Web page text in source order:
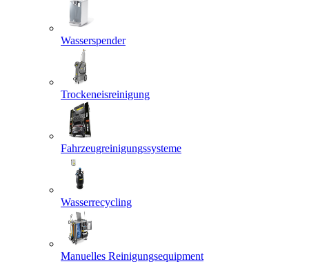
Wasserspender
Trockeneisreinigung
Fahrzeugreinigungssysteme
Wasserrecycling
Manuelles Reinigungsequipment